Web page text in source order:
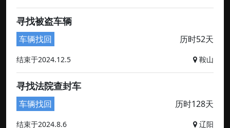
寻找被盗车辆
车辆找回 历时52天
结束于2024.12.5 鞍山
寻找法院查封车
车辆找回 历时128天
结束于2024.8.6 辽阳